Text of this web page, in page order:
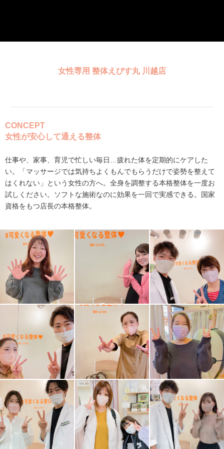
女性専用 整体えびす丸 川越店
CONCEPT
女性が安心して通える整体
仕事や、家事、育児で忙しい毎日…疲れた体を定期的にケアした
い。「マッサージでは気持ちよくもんでもらうだけで姿勢を整えて
はくれない」という女性の方へ。全身を調整する本格整体を一度お
試しください。ソフトな施術なのに効果を一回で実感できる。国家
資格をもつ店長の本格整体。